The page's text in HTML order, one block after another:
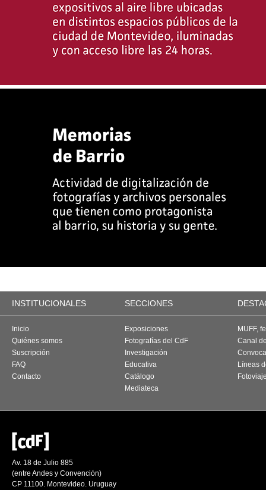
INSTITUCIONALES SECCIONES
Inicio
Quiénes somos
Suscripción
FAQ
Contacto
Exposiciones
Fotografías del CdF
Investigación
Educativa
Catálogo
Mediateca
MUFF,
Canal
Líneas
Av. 18 de Julio 885
(entre Andes y Convención)
CP 11100. Montevideo. Uruguay